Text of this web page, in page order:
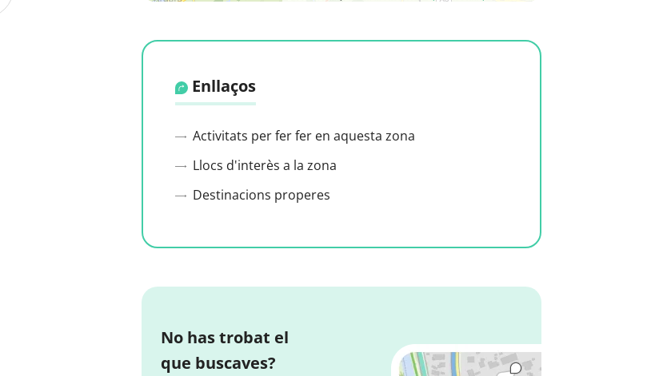
Enllaços
Activitats per fer fer en aquesta zona
Llocs d'interès a la zona
Destinacions properes
No has trobat el
que buscaves?